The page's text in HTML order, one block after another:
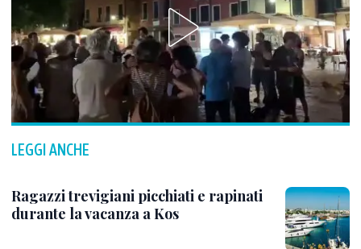
LEGGI ANCHE
Ragazzi trevigiani picchiati e rapinati
durante la vacanza a Kos